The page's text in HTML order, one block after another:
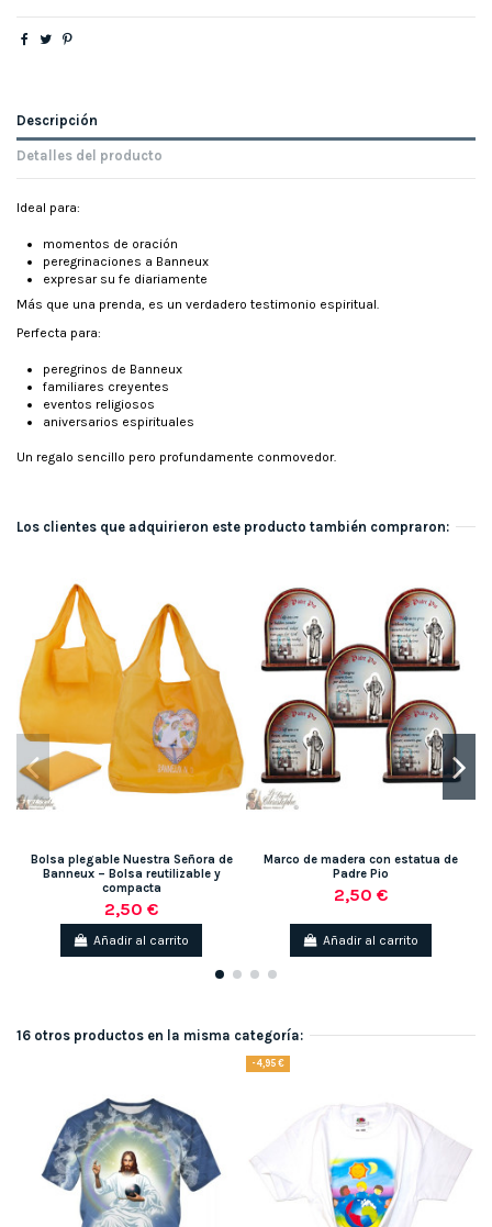
Descripción
Detalles del producto
Ideal para:
momentos de oración
peregrinaciones a Banneux
expresar su fe diariamente
Más que una prenda, es un verdadero testimonio espiritual.
Perfecta para:
peregrinos de Banneux
familiares creyentes
eventos religiosos
aniversarios espirituales
Un regalo sencillo pero profundamente conmovedor.
Los clientes que adquirieron este producto también compraron:
Bolsa plegable Nuestra Señora de
Banneux – Bolsa reutilizable y
compacta
2,50 €
Añadir al carrito
Marco de madera con estatua de
Padre Pio
2,50 €
Añadir al carrito
16 otros productos en la misma categoría:
-4,95 €